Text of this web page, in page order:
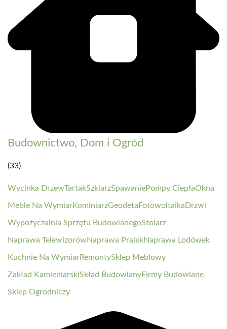
Budownictwo, Dom i Ogród
(33)
Wycinka DrzewTartakSzklarzSpawaniePompy CiepłaOkna
Meble Na WymiarKominiarzGeodetaFotowoltaikaDrzwi
Wypożyczalnia Sprzętu BudowlanegoStolarz
Naprawa TelewizorówNaprawa PralekNaprawa Lodówek
Kuchnie Na WymiarRemontySklep Meblowy
Zakład KamieniarskiSkład BudowlanyFirmy Budowlane
Sklep Ogrodniczy